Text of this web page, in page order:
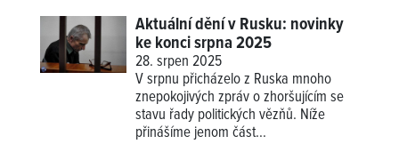
Aktuální dění v Rusku: novinky
ke konci srpna 2025
28. srpen 2025
V srpnu přicházelo z Ruska mnoho
znepokojivých zpráv o zhoršujícím se
stavu řady politických vězňů. Níže
přinášíme jenom část...